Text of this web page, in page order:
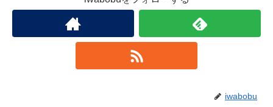
iwabobu